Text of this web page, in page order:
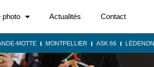
photo Actualités Contact
MOTTE MONTPELLIER ASK 66 LÉDENON